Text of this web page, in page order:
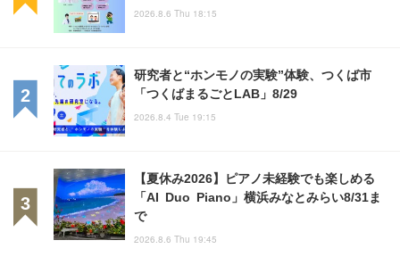
2026.8.6 Thu 18:15
研究者と“ホンモノの実験”体験、つくば市
「つくばまるごとLAB」8/29
2026.8.4 Tue 19:15
【夏休み2026】ピアノ未経験でも楽しめる
「AI Duo Piano」横浜みなとみらい8/31ま
で
2026.8.6 Thu 19:45